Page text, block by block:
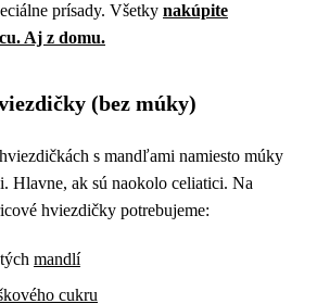
prísady. Všetky nakúpite
Aj z domu.
(bez múky)
s mandľami namiesto múky
Hlavne, ak sú naokolo celiatici. Na
hviezdičky potrebujeme:
mandlí
cukru